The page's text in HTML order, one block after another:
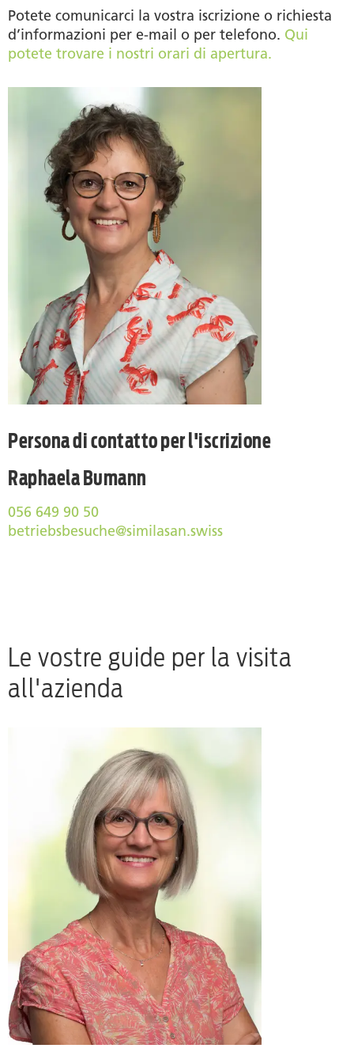
Potete comunicarci la vostra iscrizione o richiesta
d’informazioni per e-mail o per telefono. Qui
potete trovare i nostri orari di apertura.
Persona di contatto per l'iscrizione
Raphaela Bumann
056 649 90 50
betriebsbesuche@similasan.swiss
Le vostre guide per la visita
all'azienda